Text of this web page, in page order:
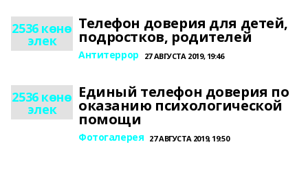
2536 көнө
элек
Телефон доверия для детей,
подростков, родителей
Антитеррор 27 АВГУСТА 2019, 19:46
2536 көнө
элек
Единый телефон доверия по
оказанию психологической
помощи
Фотогалерея 27 АВГУСТА 2019, 19:50